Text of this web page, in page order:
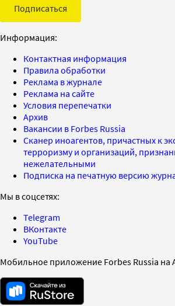
Подписаться
Информация:
Контактная информация
Правила обработки
Реклама в журнале
Реклама на сайте
Условия перепечатки
Архив
Вакансии в Forbes Russia
Сканер иноагентов, причастных к
терроризму и организаций,
нежелательными
Подписка на печатную версию
Мы в соцсетях:
Telegram
ВКонтакте
YouTube
Мобильное приложение Forbes Russia на